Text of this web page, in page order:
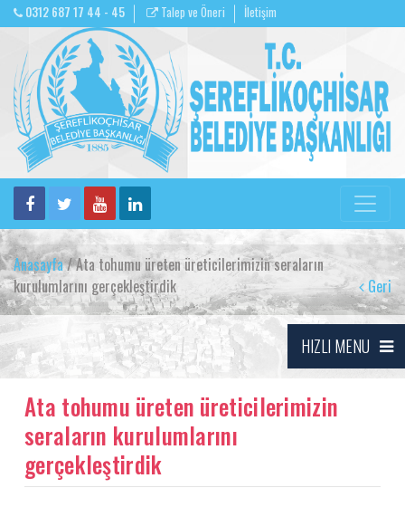
0312 687 17 44 - 45 Talep ve Öneri İletişim
Anasayfa/ Ata tohumu üreten üreticilerimizin seraların
kurulumlarını gerçekleştirdik
Geri
HIZLI MENU
Ata tohumu üreten üreticilerimizin
seraların kurulumlarını
gerçekleştirdik